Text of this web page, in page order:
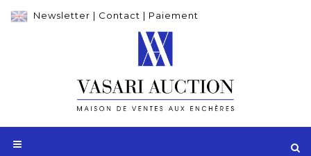
Newsletter | Contact | Paiement